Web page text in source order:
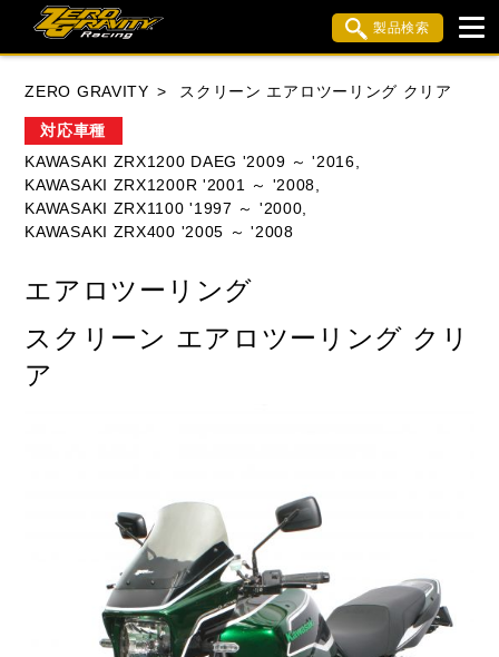
製品検索
HONDA YAMAHA SUZUKI
DUCATI MV AGUSTA
ZERO GRAVITY スクリーン エアロツーリング クリア
対応車種
KAWASAKI ZRX1200 DAEG '2009 ～ '2016,
KAWASAKI ZRX1200R '2001 ～ '2008,
KAWASAKI ZRX1100 '1997 ～ '2000,
KAWASAKI ZRX400 '2005 ～ '2008
エアロツーリング
スクリーン エアロツーリング クリ
ア